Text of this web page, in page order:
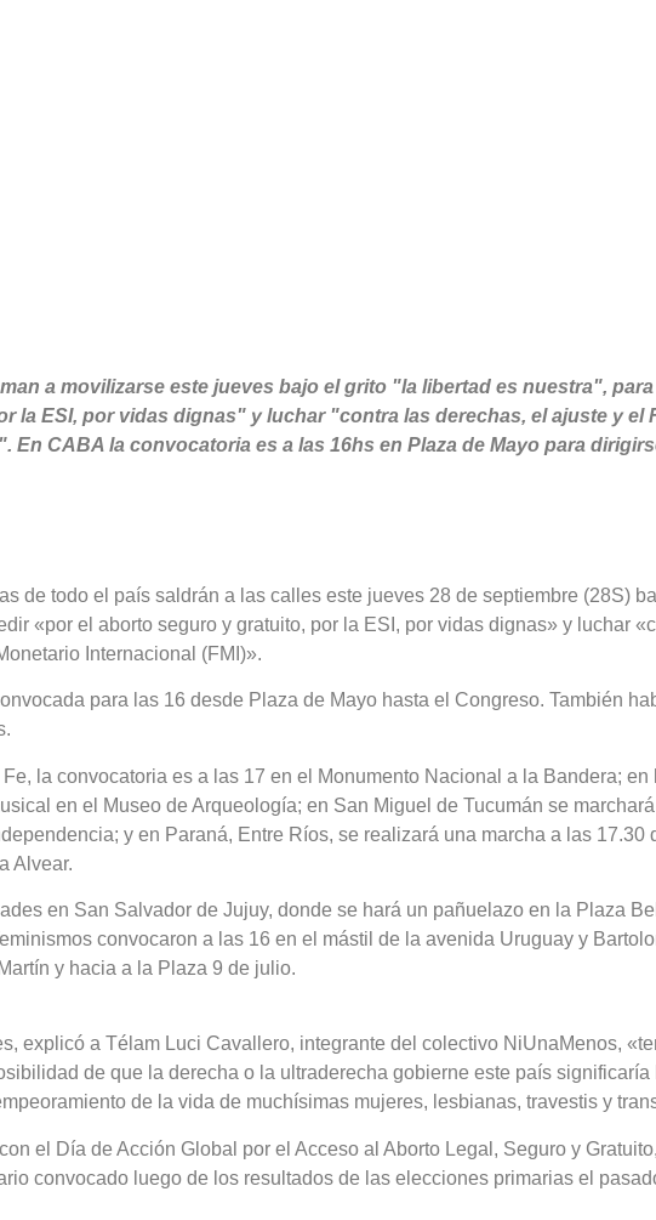
a movilizarse este jueves bajo el grito "la libertad es nuestra",
la ESI, por vidas dignas" y luchar "contra las derechas, el ajuste y el
En CABA la convocatoria es a las 16hs en Plaza de Mayo para
de todo el país saldrán a las calles este jueves 28 de septiembre (28S)
«por el aborto seguro y gratuito, por la ESI, por vidas dignas» y luchar
Internacional (FMI)».
para las 16 desde Plaza de Mayo hasta el Congreso. También
la convocatoria es a las 17 en el Monumento Nacional a la Bandera; en
en el Museo de Arqueología; en San Miguel de Tucumán se
y en Paraná, Entre Ríos, se realizará una marcha a las 17.30
Alvear.
en San Salvador de Jujuy, donde se hará un pañuelazo en la Plaza
convocaron a las 16 en el mástil de la avenida Uruguay y
y hacia a la Plaza 9 de julio.
explicó a Télam Luci Cavallero, integrante del colectivo NiUnaMenos,
de que la derecha o la ultraderecha gobierne este país significaría
de la vida de muchísimas mujeres, lesbianas, travestis y
el Día de Acción Global por el Acceso al Aborto Legal, Seguro y
convocado luego de los resultados de las elecciones primarias el